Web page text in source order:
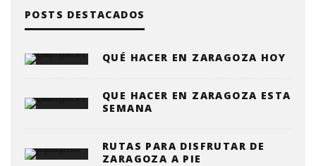
POSTS DESTACADOS
QUÉ HACER EN ZARAGOZA HOY
QUE HACER EN ZARAGOZA ESTA
SEMANA
RUTAS PARA DISFRUTAR DE
ZARAGOZA A PIE